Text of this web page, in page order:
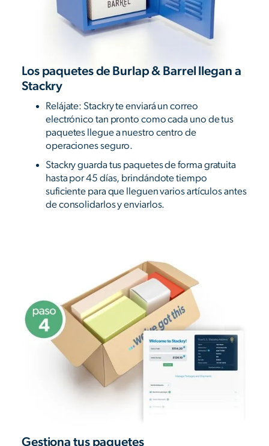
Los paquetes de Burlap & Barrel llegan a
Stackry
Relájate: Stackry te enviará un correo
electrónico tan pronto como cada uno de tus
paquetes llegue a nuestro centro de
operaciones seguro.
Stackry guarda tus paquetes de forma gratuita
hasta por 45 días, brindándote tiempo
suficiente para que lleguen varios artículos antes
de consolidarlos y enviarlos.
Gestiona tus paquetes